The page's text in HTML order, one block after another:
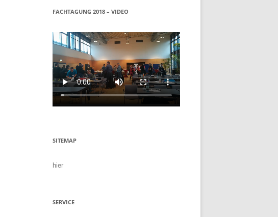
FACHTAGUNG 2018 – VIDEO
SITEMAP
hier
SERVICE